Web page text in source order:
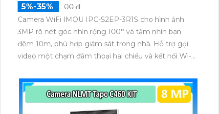
5%-35%
00 ₫
Camera WiFi IMOU IPC-S2EP-3R1S cho hình ảnh
3MP rõ nét góc nhìn rộng 100° và tầm nhìn ban
đêm 10m, phù hợp giám sát trong nhà. Hỗ trợ gọi
video một chạm đàm thoại hai chiều và kết nối Wi-Fi
microSD tối đa 256GB hoặc lưu đám mây dễ lắp đặt
cho gia đình và văn phòng nhỏ.